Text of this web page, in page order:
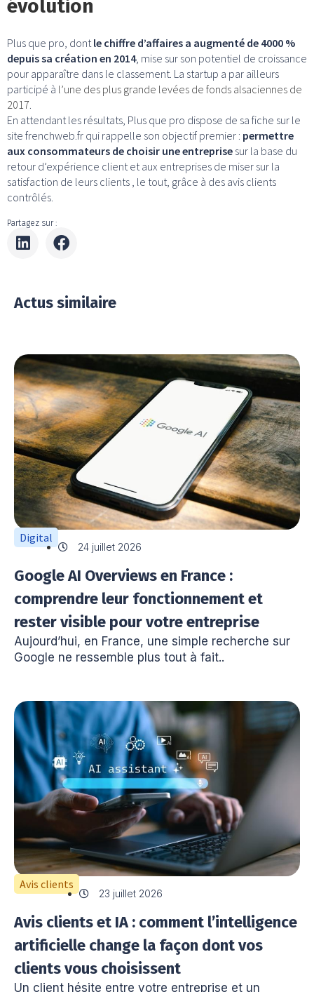
évolution
Plus que pro, dont le chiffre d’affaires a augmenté de 4000 %
depuis sa création en 2014, mise sur son potentiel de croissance
pour apparaître dans le classement. La startup a par ailleurs
participé à l’une des plus grande levées de fonds alsaciennes de
2017
En attendant les résultats, Plus que pro dispose de sa fiche sur le
site frenchweb.fr qui rappelle son objectif premier : permettre
aux consommateurs de choisir une entreprise sur la base du
retour d’expérience client et aux entreprises de miser sur la
satisfaction de leurs clients , le tout, grâce à des avis clients
contrôlés.
Partagez sur :
Actus similaire
Digital
24 juillet 2026
Google AI Overviews en France :
comprendre leur fonctionnement et
rester visible pour votre entreprise
Aujourd’hui, en France, une simple recherche sur
Google ne ressemble plus tout à fait..
Avis clients
23 juillet 2026
Avis clients et IA : comment l’intelligence
artificielle change la façon dont vos
clients vous choisissent
Un client hésite entre votre entreprise et un